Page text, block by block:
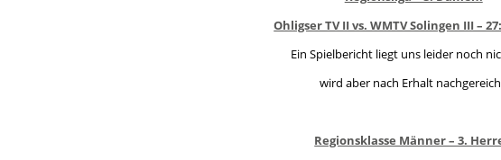
Ohligser TV II vs. WMTV Solingen III –
Ein Spielbericht liegt uns leider noch
wird aber nach Erhalt
Regionsklasse Männer – 3.